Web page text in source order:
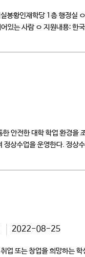
황인재학당 1층 행정실
있는 사람 ㅇ 지원내용: 한
안전한 대학 학업 환경을
상수업을 운영한다. 정상
2022-08-25
업 또는 창업을 희망하는